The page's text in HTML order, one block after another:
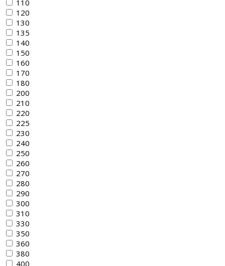
110
120
130
135
140
150
160
170
180
200
210
220
225
230
240
250
260
270
280
290
300
310
330
350
360
380
400